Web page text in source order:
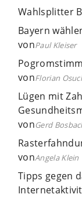
Wahlsplitter
Bayern
vonPaul Kleiser
vonFlorian
Lügen mit
vonGerd
vonAngela Klein
Tipps gegen